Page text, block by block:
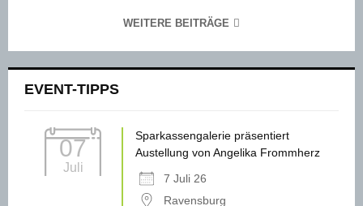
WEITERE BEITRÄGE
EVENT-TIPPS
07
Juli
Sparkassengalerie präsentiert
Austellung von Angelika Frommherz
7 Juli 26
Ravensburg